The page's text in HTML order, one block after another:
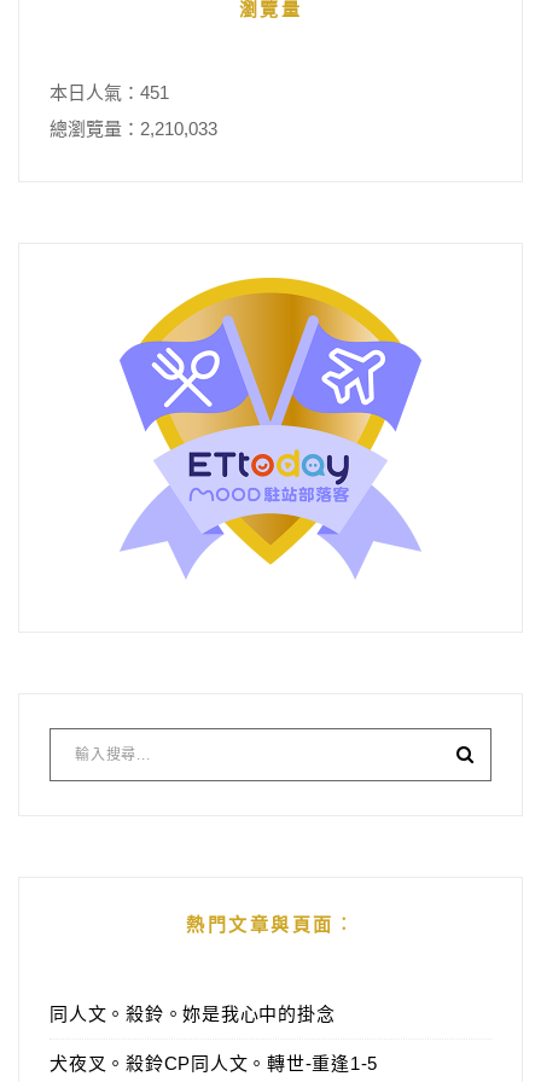
瀏覽量
本日人氣：451
總瀏覽量：2,210,033
熱門文章與頁面︰
同人文。殺鈴。妳是我心中的掛念
犬夜叉。殺鈴CP同人文。轉世-重逢1-5